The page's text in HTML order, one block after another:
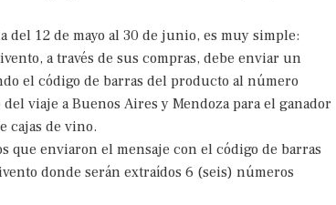
del 12 de mayo al 30 de junio, es muy simple:
a través de sus compras, debe enviar un
el código de barras del producto al número
viaje a Buenos Aires y Mendoza para el ganador
cajas de vino.
que enviaron el mensaje con el código de barras
donde serán extraídos 6 (seis) números